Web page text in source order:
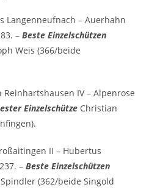
Langenneufnach – Auerhahn
–Beste Einzelschützen
Weis (366/beide
Reinhartshausen IV – Alpenrose
Einzelschütze Christian
II – Hubertus
–Beste Einzelschützen
(362/beide Singold